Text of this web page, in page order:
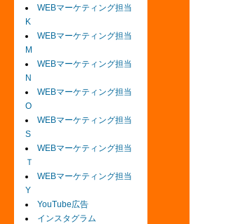
WEBマーケティング担当
K
WEBマーケティング担当
M
WEBマーケティング担当
N
WEBマーケティング担当
O
WEBマーケティング担当
S
WEBマーケティング担当
Ｔ
WEBマーケティング担当
Y
YouTube広告
インスタグラム